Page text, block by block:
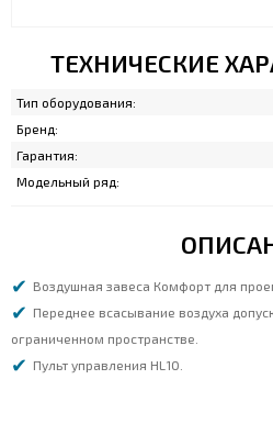
ТЕХНИЧЕСКИЕ
Тип оборудования:
Бренд:
Гарантия:
Модельный ряд:
Воздушная завеса Комфорт для
Переднее всасывание воздуха
ограниченном пространстве.
Пульт управления HL10.